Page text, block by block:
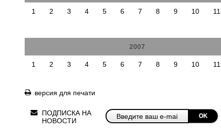
1 2 3 4 5 6 7 8 9 10 11
2007
1 2 3 4 5 6 7 8 9 10 11
версия для печати
ПОДПИСКА НА
НОВОСТИ
OK